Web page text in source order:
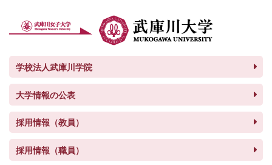
学校法人武庫川学院
大学情報の公表
採用情報（教員）
採用情報（職員）